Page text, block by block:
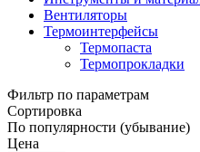
Вентиляторы
Термоинтерфейсы
Термопаста
Термопрокладки
Фильтр по параметрам
Сортировка
По популярности (убывание)
Цена